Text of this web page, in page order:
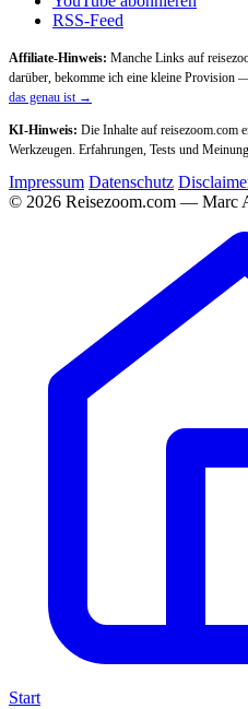
RSS-Feed
Affiliate-Hinweis: Manche Links auf
darüber, bekomme ich eine kleine Provision
das genau ist →
KI-Hinweis: Die Inhalte auf reisezoom.com
Werkzeugen. Erfahrungen, Tests und
Impressum Datenschutz
© 2026 Reisezoom.com — Marc
Start